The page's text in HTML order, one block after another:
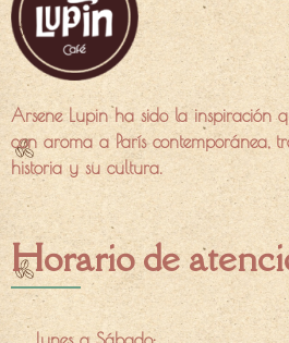
Arsene Lupin ha sido la inspiración
con aroma a París contemporánea,
historia y su cultura.
Horario de